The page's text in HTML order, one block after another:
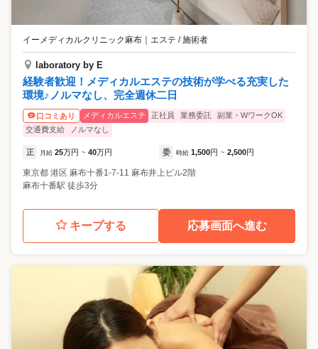
イーメディカルクリニック麻布 ｜ エステ / 施術者
laboratory by E
経験者歓迎！メディカルエステの技術が学べる充実した
環境♪ノルマなし、完全週休二日
口コミあり メディカルエステ 正社員 業務委託
副業・WワークOK
交通費支給
ノルマなし
正 月給 25万円 ~ 40万円 委 時給 1,500円 ~ 2,500円
東京都 港区 麻布十番1-7-11 麻布井上ビル2階
麻布十番駅 徒歩3分
キープする 応募画面へ進む